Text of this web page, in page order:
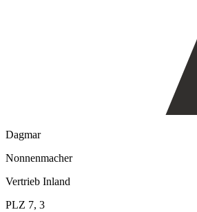
Dagmar
Nonnenmacher
Vertrieb Inland
PLZ 7, 3